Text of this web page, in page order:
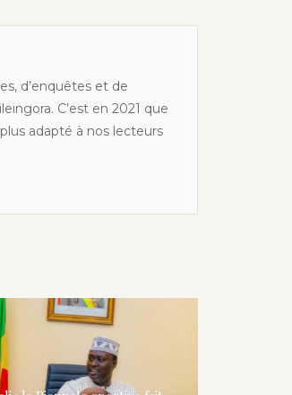
d’enquêtes et de
C’est en 2021 que
adapté à nos lecteurs